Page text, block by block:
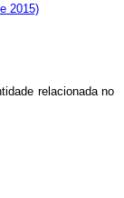
2015)
relacionada no